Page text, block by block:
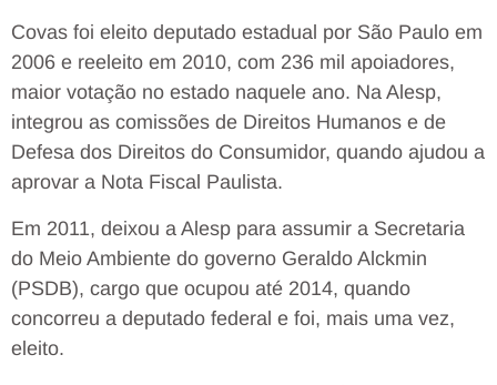
Covas foi eleito deputado estadual por São Paulo em
2006 e reeleito em 2010, com 236 mil apoiadores,
maior votação no estado naquele ano. Na Alesp,
integrou as comissões de Direitos Humanos e de
Defesa dos Direitos do Consumidor, quando ajudou a
aprovar a Nota Fiscal Paulista.
Em 2011, deixou a Alesp para assumir a Secretaria
do Meio Ambiente do governo Geraldo Alckmin
(PSDB), cargo que ocupou até 2014, quando
concorreu a deputado federal e foi, mais uma vez,
eleito.